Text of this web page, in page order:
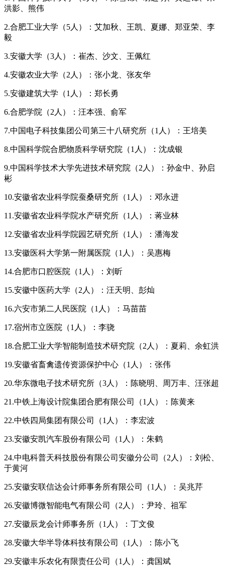
洪影、熊伟
2.合肥工业大学（5人）：艾加秋、王凯、夏娜、郑亚荣、李
毅
3.安徽大学（3人）：崔杰、沙文、王佩红
4.安徽农业大学（2人）：张小龙、张友华
5.安徽建筑大学（1人）：郑长勇
6.合肥学院（2人）：汪本强、俞军
7.中国电子科技集团公司第三十八研究所（1人）：王培美
8.中国科学院合肥物质科学研究院（1人）：沈成银
9.中国科学技术大学先进技术研究院（2人）：孙金中、孙启
彬
10.安徽省农业科学院蚕桑研究所（1人）：邓永进
11.安徽省农业科学院水产研究所（1人）：蒋业林
12.安徽省农业科学院园艺研究所（1人）：潘海发
13.安徽医科大学第一附属医院（1人）：吴惠梅
14.合肥市口腔医院（1人）：刘昕
15.安徽中医药大学（2人）：汪天明、彭灿
16.六安市第二人民医院（1人）：马苗苗
17.宿州市立医院（1人）：李骁
18.合肥工业大学智能制造技术研究院（2人）：夏莉、余虹洪
19.安徽省畜禽遗传资源保护中心（1人）：张伟
20.华东微电子技术研究所（3人）：陈晓明、周万丰、汪张超
21.中铁上海设计院集团合肥有限公司（1人）：陈黄来
22.中铁四局集团有限公司（1人）：李宏波
23.安徽安凯汽车股份有限公司（1人）：朱鹤
24.中电科普天科技股份有限公司安徽分公司（2人）：刘松、
于黄河
25.安徽安联信达会计师事务所有限公司（1人）：吴兆芹
26.安徽博微智能电气有限公司（2人）：尹玲、祖军
27.安徽辰龙会计师事务所（1人）：丁文俊
28.安徽大华半导体科技有限公司（1人）：陈小飞
29.安徽丰乐农化有限责任公司（1人）：龚国斌